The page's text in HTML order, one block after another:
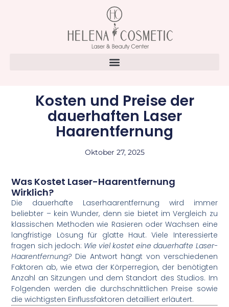
Kosten und Preise der
dauerhaften Laser
Haarentfernung
Oktober 27, 2025
Was Kostet Laser-Haarentfernung
Wirklich?
Die dauerhafte Laserhaarentfernung wird immer
beliebter – kein Wunder, denn sie bietet im Vergleich zu
klassischen Methoden wie Rasieren oder Wachsen eine
langfristige Lösung für glatte Haut. Viele Interessierte
fragen sich jedoch: Wie viel kostet eine dauerhafte Laser-
Haarentfernung? Die Antwort hängt von verschiedenen
Faktoren ab, wie etwa der Körperregion, der benötigten
Anzahl an Sitzungen und dem Standort des Studios. Im
Folgenden werden die durchschnittlichen Preise sowie
die wichtigsten Einflussfaktoren detailliert erläutert.